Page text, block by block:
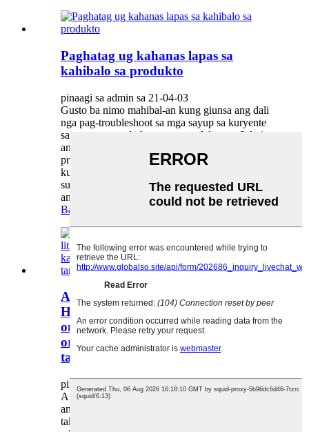
Paghatag ug kahanas lapas sa
kahibalo sa produkto
pinaagi sa admin sa 21-04-03
Gusto ba nimo mahibal-an kung giunsa ang dali
nga pag-troubleshoot sa mga sayup sa kuryente
sa among mga de-koryenteng salakyanan? Ania
ang 4 nga mga tip nga among giandam nga
propesyonal alang kanimo! Susihon kung wala’y
kuryente ang suplay sa kuryente, Kung wala,
susiha ang fuse - kung normal ang fuse, patay
ang suplay sa kuryente. Susiha...
Basaha ang dugang pa
Ang mga produkto sa baterya sa
Huaihai lithium, gipauswag ang bag-
ong ekonomiya sa kalibutan |
ordinaryo nga mga cast maayo, ang
tanan talagsaon!
pinaagi sa admin sa 21-04-01
Ang e-commerce dako kaayog kausaban sa
among kinabuhi, nakadawat ug express delivery,
takeout nga pagkaon nahimong bahin sa matag